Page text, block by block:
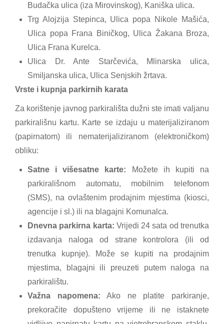
Budačka ulica (iza Mirovinskog), Kaniška ulica.
Trg Alojzija Stepinca, Ulica popa Nikole Mašića,
Ulica popa Frana Biničkog, Ulica Žakana Broza,
Ulica Frana Kurelca.
Ulica Dr. Ante Starčevića, Mlinarska ulica,
Smiljanska ulica, Ulica Senjskih žrtava.
Vrste i kupnja parkirnih karata
Za korištenje javnog parkirališta dužni ste imati valjanu
parkirališnu kartu. Karte se izdaju u materijaliziranom
(papirnatom) ili nematerijaliziranom (elektroničkom)
obliku:
Satne i višesatne karte: Možete ih kupiti na
parkirališnom automatu, mobilnim telefonom
(SMS), na ovlaštenim prodajnim mjestima (kiosci,
agencije i sl.) ili na blagajni Komunalca.
Dnevna parkirna karta: Vrijedi 24 sata od trenutka
izdavanja naloga od strane kontrolora (ili od
trenutka kupnje). Može se kupiti na prodajnim
mjestima, blagajni ili preuzeti putem naloga na
parkiralištu.
Važna napomena: Ako ne platite parkiranje,
prekoračite dopušteno vrijeme ili ne istaknete